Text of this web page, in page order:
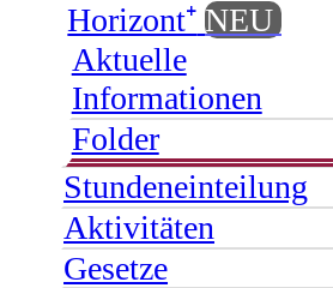
Horizont⁺ NEU
Aktuelle
Informationen
Folder
Stundeneinteilung
Aktivitäten
Gesetze